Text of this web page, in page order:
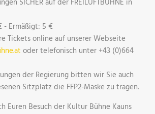
SICHER auf der FREILUFTBÜHNE in
Ermäßigt: 5 €
Tickets online auf unserer Webseite
oder telefonisch unter +43 (0)664
der Regierung bitten wir Sie auch
Sitzplatz die FFP2-Maske zu tragen.
Euren Besuch der Kultur Bühne Kauns